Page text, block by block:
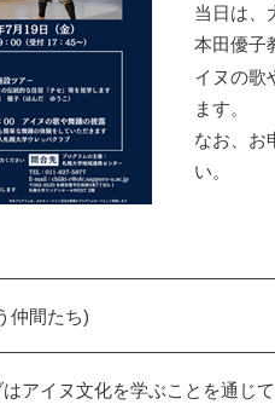
当日は、
本田優子
イヌの歌
ます。
なお、お
い。
仲間たち)
アイヌ文化を学ぶことを通じ